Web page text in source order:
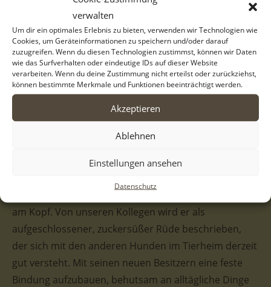
verwalten
Um dir ein optimales Erlebnis zu bieten, verwenden wir Technologien wie
Cookies, um Geräteinformationen zu speichern und/oder darauf
zuzugreifen. Wenn du diesen Technologien zustimmst, können wir Daten
wie das Surfverhalten oder eindeutige IDs auf dieser Website
verarbeiten. Wenn du deine Zustimmung nicht erteilst oder zurückziehst,
können bestimmte Merkmale und Funktionen beeinträchtigt werden.
Akzeptieren
Ablehnen
Einstellungen ansehen
Datenschutz
Zwinger. Mittlerweile sind die übriggebliebenen
Geschwister zu wirklich hübschen Junghunden
herangewachsen, die es so sehr verdient haben,
endlich ein eigenes Zuhause zu finden. Wir möchten
mit allen Mitteln vermeiden, dass ihnen ein trauriges
Leben im Tierheim bevorsteht.
von denen einige bereits nach Deutschland vermittelt
am Kopf. Von unseren Kollegen wird er als
aufgeschlossener, zuckersüßer Rüde beschrieben,
der sich mit den anderen Hunden im Tierheim derzeit
gut versteht. Mit seinen neuen Besitzern eine feste
Bindung aufzubauen, behutsam an alltägliche Dinge